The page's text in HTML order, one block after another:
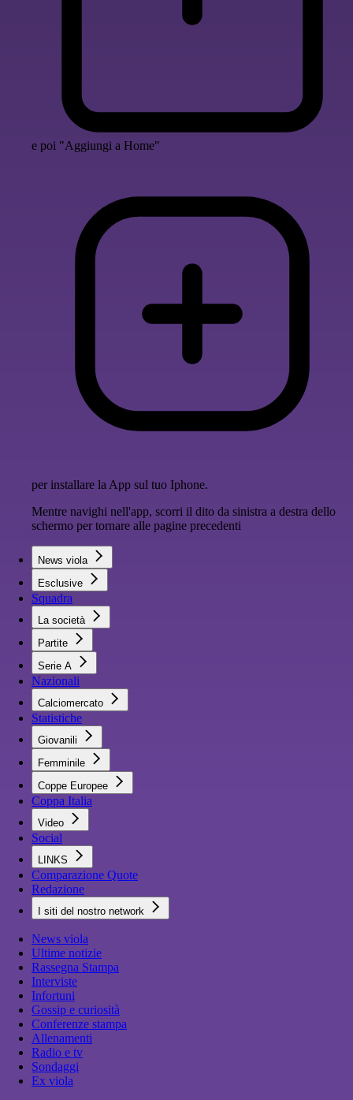
e poi "Aggiungi a Home"
per installare la App sul tuo Iphone.
Mentre navighi nell'app, scorri il dito da sinistra a destra dello
schermo per tornare alle pagine precedenti
News viola
Esclusive
Squadra
La società
Partite
Serie A
Nazionali
Calciomercato
Statistiche
Giovanili
Femminile
Coppe Europee
Coppa Italia
Video
Social
LINKS
Comparazione Quote
Redazione
I siti del nostro network
News viola
Ultime notizie
Rassegna Stampa
Interviste
Infortuni
Gossip e curiosità
Conferenze stampa
Allenamenti
Radio e tv
Sondaggi
Ex viola